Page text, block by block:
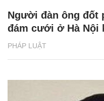
PHÁP LUẬT
Người đàn ông đốt
đám cưới ở Hà Nội